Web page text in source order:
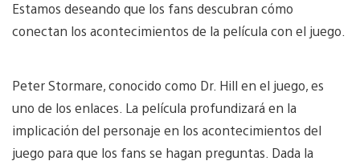
Estamos deseando que los fans descubran cómo
conectan los acontecimientos de la película con el juego.
Peter Stormare, conocido como Dr. Hill en el juego, es
uno de los enlaces. La película profundizará en la
implicación del personaje en los acontecimientos del
juego para que los fans se hagan preguntas. Dada la